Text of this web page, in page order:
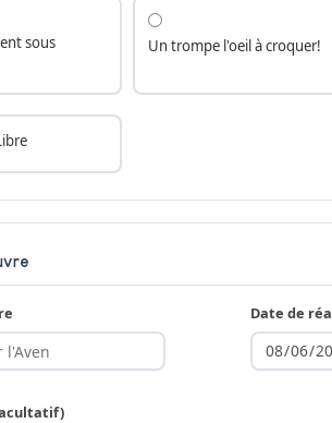
sous
Un trompe l'oeil à croquer!
Date de